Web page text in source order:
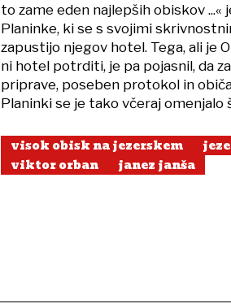
to zame eden najlepših obiskov
Planinke, ki se s svojimi
zapustijo njegov hotel. Tega, ali je
ni hotel potrditi, je pa pojasnil, da
priprave, poseben protokol in
Planinki se je tako včeraj
visok obisk na jezerskem
viktor orban
janez janša